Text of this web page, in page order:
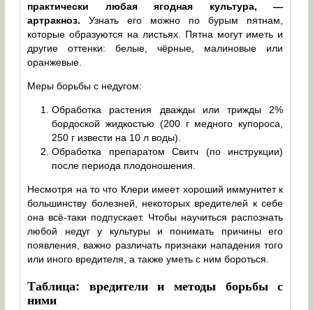
практически любая ягодная культура, —
артракноз. Узнать его можно по бурым пятнам,
которые образуются на листьях. Пятна могут иметь и
другие оттенки: белые, чёрные, малиновые или
оранжевые.
Меры борьбы с недугом:
Обработка растения дважды или трижды 2%
бордоской жидкостью (200 г медного купороса,
250 г извести на 10 л воды).
Обработка препаратом Свитч (по инструкции)
после периода плодоношения.
Несмотря на то что Клери имеет хороший иммунитет к
большинству болезней, некоторых вредителей к себе
она всё-таки подпускает. Чтобы научиться распознать
любой недуг у культуры и понимать причины его
появления, важно различать признаки нападения того
или иного вредителя, а также уметь с ним бороться.
Таблица: вредители и методы борьбы с
ними